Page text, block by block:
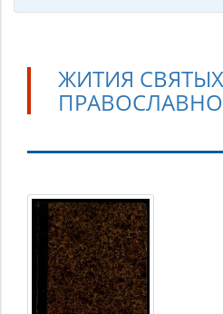
ЖИТИЯ
Жития
святых,
чтимых
Православной
церковью